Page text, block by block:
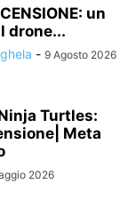
un
drone...
- 9 Agosto 2026
Turtles:
Meta
2026